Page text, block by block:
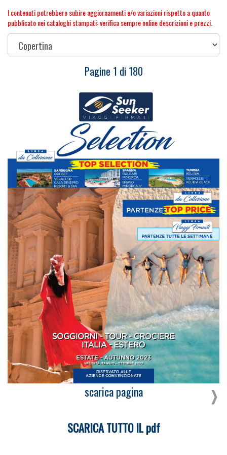
I contenuti potrebbero subire aggiornamenti e/o variazioni rispetto a quanto
pubblicato nei cataloghi stampati: verifica sempre online descrizioni e prezzi.
Pagine 1 di 180
scarica pagina
SCARICA TUTTO IL pdf